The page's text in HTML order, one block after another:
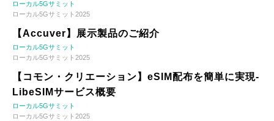
ローカル5Gサミット
ローカル5Gサミット2025
【Accuver】展示製品のご紹介
ローカル5Gサミット
ローカル5Gサミット2025
【コモン・クリエーション】eSIM配布を簡単に実現-
LibeSIMサービス概要
ローカル5Gサミット
ローカル5Gサミット2025